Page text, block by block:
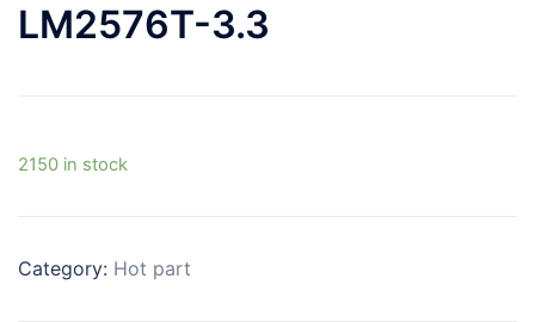
LM2576T-3.3
2150 in stock
Category: Hot part